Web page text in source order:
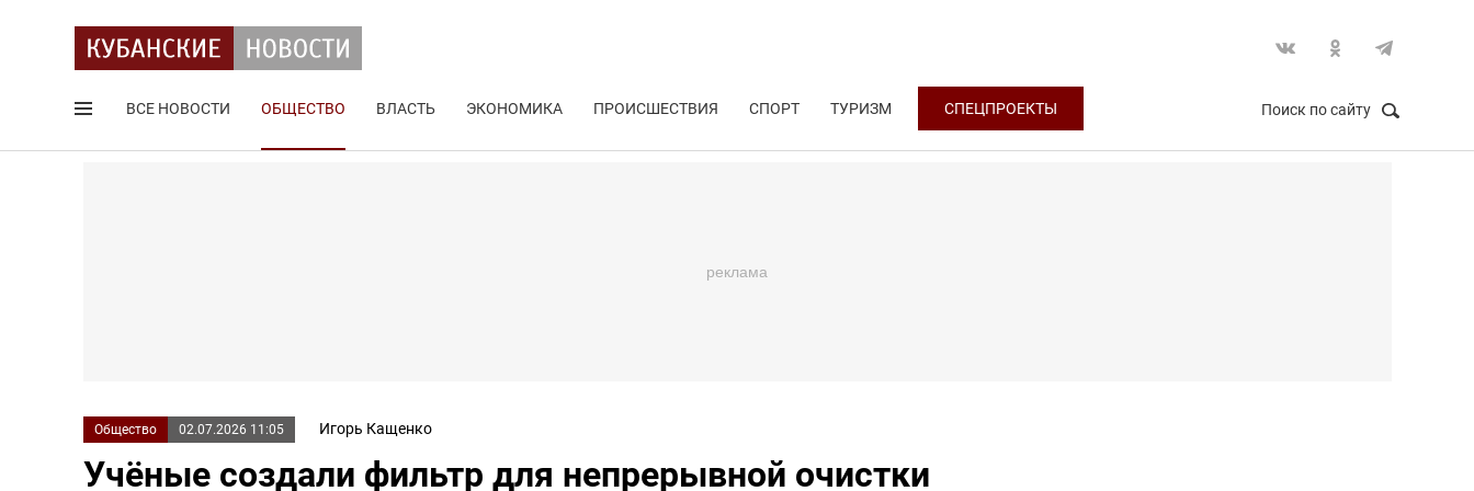
ВСЕ НОВОСТИ ОБЩЕСТВО ВЛАСТЬ ЭКОНОМИКА ПРОИСШЕСТВИЯ СПОРТ ТУРИЗМ СПЕЦПРОЕКТЫ Поиск по сайту
Общество 02.07.2026 11:05 Игорь Кащенко
Учёные создали фильтр для непрерывной очистки